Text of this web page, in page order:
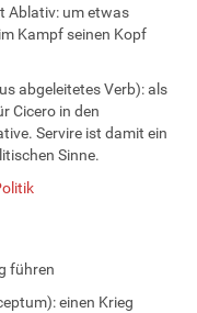
Ablativ: um etwas
Kampf seinen Kopf
abgeleitetes Verb): als
Cicero in den
Servire ist damit ein
Sinne.
führen
einen Krieg